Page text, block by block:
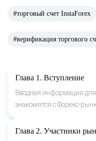
#торговый счет InstaForex
#верификация торгового
Глава 1. Вступление
Вводная информация
знакомятся с Форекс-
Глава 2. Участники